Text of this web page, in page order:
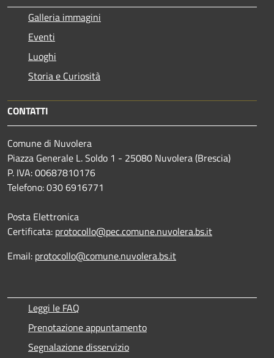
Galleria immagini
Eventi
Luoghi
Storia e Curiosità
CONTATTI
Comune di Nuvolera
Piazza Generale L. Soldo 1 - 25080 Nuvolera (Brescia)
P. IVA: 00687810176
Telefono: 030 6916771
Posta Elettronica
Certificata: protocollo@pec.comune.nuvolera.bs.it
Email: protocollo@comune.nuvolera.bs.it
Leggi le FAQ
Prenotazione appuntamento
Segnalazione disservizio